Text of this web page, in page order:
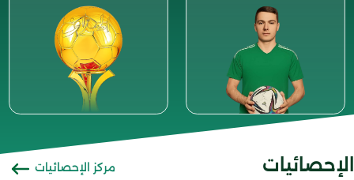
الإحصائيات مركز الإحصائيات